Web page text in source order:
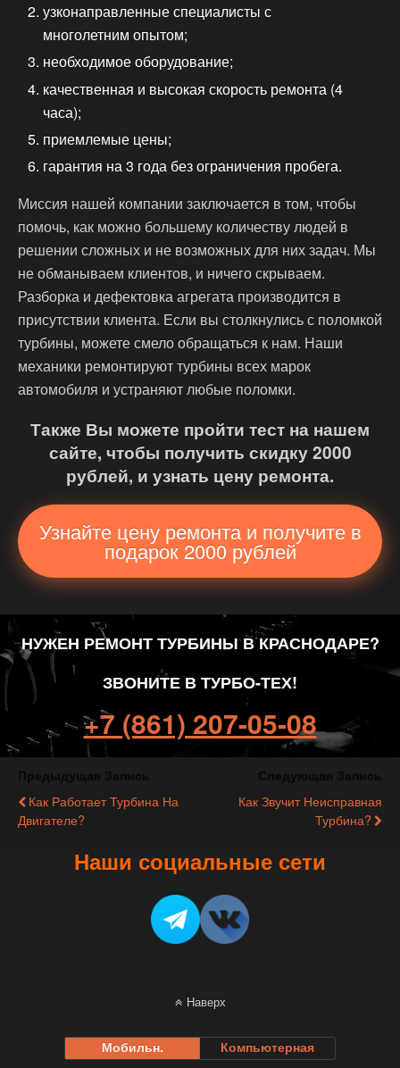
узконаправленные специалисты с
многолетним опытом;
необходимое оборудование;
качественная и высокая скорость ремонта (4
часа);
приемлемые цены;
гарантия на 3 года без ограничения пробега.
Миссия нашей компании заключается в том, чтобы
помочь, как можно большему количеству людей в
решении сложных и не возможных для них задач. Мы
не обманываем клиентов, и ничего скрываем.
Разборка и дефектовка агрегата производится в
присутствии клиента. Если вы столкнулись с поломкой
турбины, можете смело обращаться к нам. Наши
механики ремонтируют турбины всех марок
автомобиля и устраняют любые поломки.
Также Вы можете пройти тест на нашем
сайте, чтобы получить скидку 2000
рублей, и узнать цену ремонта.
Узнайте цену ремонта и получите в
подарок 2000 рублей
НУЖЕН РЕМОНТ ТУРБИНЫ В КРАСНОДАРЕ?
ЗВОНИТЕ В ТУРБО-ТЕХ!
+7 (861) 207-05-08
Как Работает Турбина На
Двигателе?
Как Звучит Неисправная
Турбина?
Наши социальные сети
Наверх
Мобильн. Компьютерная